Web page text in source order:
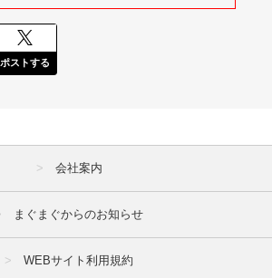
ポストする
会社案内
まぐまぐからのお知らせ
WEBサイト利用規約